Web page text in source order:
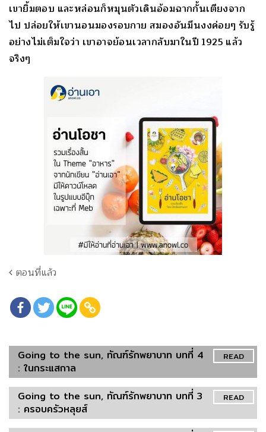
เขายิ้มตอบ และหล่อนก็หมุนตัวเดินอ้อมฉากกั้นเตียงจาก
ไป ปล่อยให้เขานอนมองรอบกาย สมองอันมึนงงค่อยๆ รับรู้
อย่างไม่เต็มใจว่า เขาอาจย้อนเวลากลับมาในปี 1925 แล้ว
จริงๆ
ตอนที่แล้ว
READ
Going to the sun, ทัณฑ์รักพยาบาท บทที่ 4
: ในกระแสกาล
READ
Going to the sun, ทัณฑ์รักพยาบาท บทที่ 3
: ครอบครัวหลุยส์